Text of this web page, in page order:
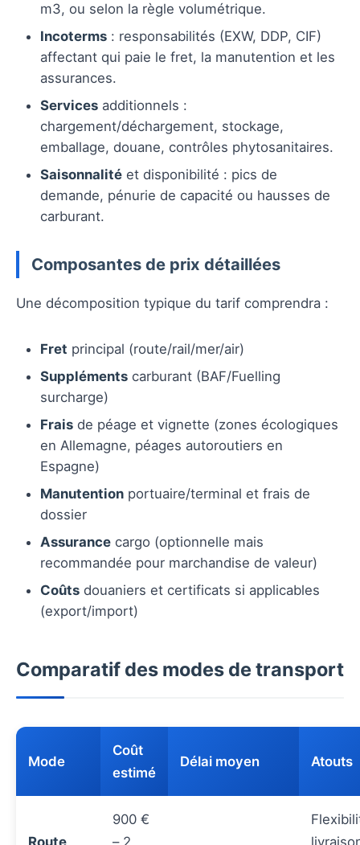
m3, ou selon la règle volumétrique.
Incoterms : responsabilités (EXW, DDP, CIF)
affectant qui paie le fret, la manutention et les
assurances.
Services additionnels :
chargement/déchargement, stockage,
emballage, douane, contrôles phytosanitaires.
Saisonnalité et disponibilité : pics de
demande, pénurie de capacité ou hausses de
carburant.
Composantes de prix détaillées
Une décomposition typique du tarif comprendra :
Fret principal (route/rail/mer/air)
Suppléments carburant (BAF/Fuelling
surcharge)
Frais de péage et vignette (zones écologiques
en Allemagne, péages autoroutiers en
Espagne)
Manutention portuaire/terminal et frais de
dossier
Assurance cargo (optionnelle mais
recommandée pour marchandise de valeur)
Coûts douaniers et certificats si applicables
(export/import)
Comparatif des modes de transport
Mode
Coût
estimé
Délai moyen Atouts
900 €